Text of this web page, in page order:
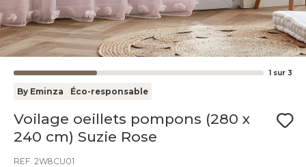
1 sur 3
By Eminza Éco-responsable
Voilage oeillets pompons (280 x
240 cm) Suzie Rose
REF. 2W8CU01